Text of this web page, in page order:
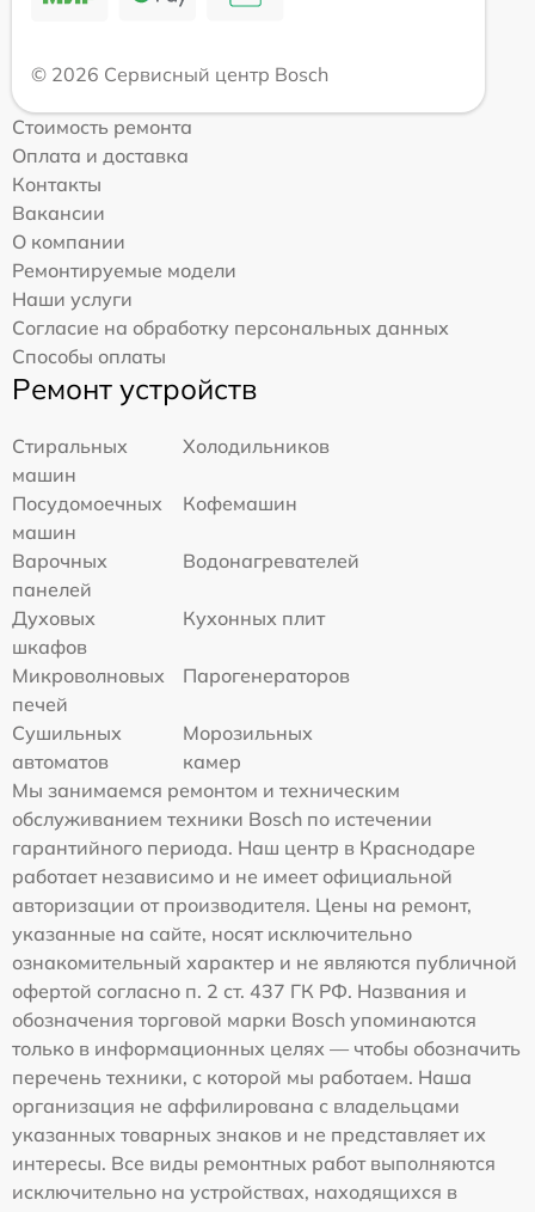
© 2026 Сервисный центр Bosch
Стоимость ремонта
Оплата и доставка
Контакты
Вакансии
О компании
Ремонтируемые модели
Наши услуги
Согласие на обработку персональных данных
Способы оплаты
Ремонт устройств
Стиральных
машин
Холодильников
Посудомоечных
машин
Кофемашин
Варочных
панелей
Водонагревателей
Духовых
шкафов
Кухонных плит
Микроволновых
печей
Парогенераторов
Сушильных
автоматов
Морозильных
камер
Мы занимаемся ремонтом и техническим
обслуживанием техники Bosch по истечении
гарантийного периода. Наш центр в Краснодаре
работает независимо и не имеет официальной
авторизации от производителя. Цены на ремонт,
указанные на сайте, носят исключительно
ознакомительный характер и не являются публичной
офертой согласно п. 2 ст. 437 ГК РФ. Названия и
обозначения торговой марки Bosch упоминаются
только в информационных целях — чтобы обозначить
перечень техники, с которой мы работаем. Наша
организация не аффилирована с владельцами
указанных товарных знаков и не представляет их
интересы. Все виды ремонтных работ выполняются
исключительно на устройствах, находящихся в